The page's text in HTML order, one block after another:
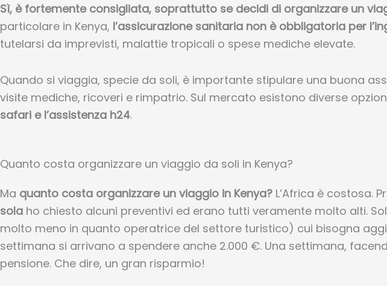
Sì, è fortemente consigliata, soprattutto se decidi di organizzare un
particolare in Kenya, l’assicurazione sanitaria non è obbligatoria per
tutelarsi da imprevisti, malattie tropicali o spese mediche elevate.
Quando si viaggia, specie da soli, è importante stipulare una buona
visite mediche, ricoveri e rimpatrio. Sul mercato esistono diverse
safari e l’assistenza h24.
Quanto costa organizzare un viaggio da soli in Kenya?
Ma quanto costa organizzare un viaggio in Kenya? L’Africa è costosa.
sola ho chiesto alcuni preventivi ed erano tutti veramente molto alti.
molto meno in quanto operatrice del settore turistico) cui bisogna
settimana si arrivano a spendere anche 2.000 €. Una settimana,
pensione. Che dire, un gran risparmio!